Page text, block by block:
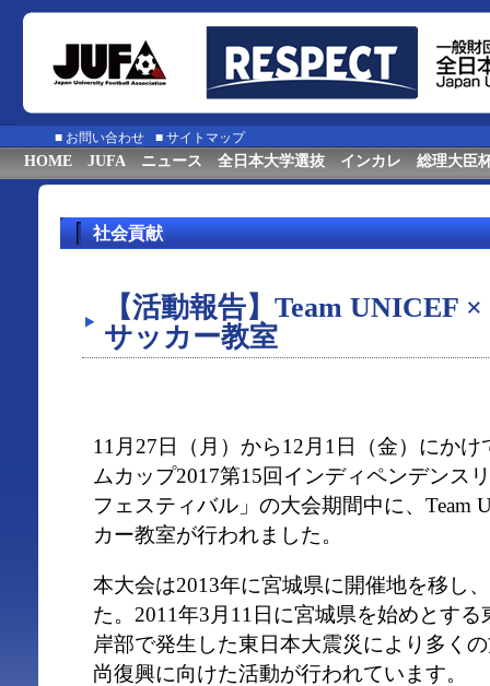
■ お問い合わせ ■ サイトマップ
HOME JUFA ニュース 全日本大学選抜 インカレ 総理大臣
社会貢献
【活動報告】Team
サッカー教室
11月27日（月）から12月1日（金）にか
ムカップ2017第15回インディペンデンス
フェスティバル」の大会期間中に、
カー教室が行われました。
本大会は2013年に宮城県に開催地を移し
た。2011年3月11日に宮城県を始めとす
岸部で発生した東日本大震災により多く
尚復興に向けた活動が行われています。